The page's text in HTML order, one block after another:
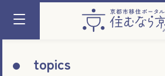
topics